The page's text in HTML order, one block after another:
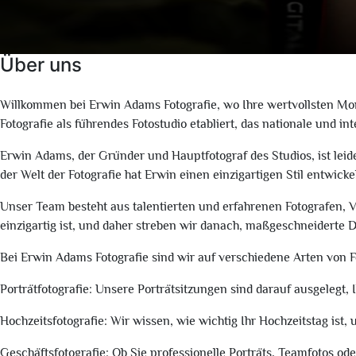
Über uns
Willkommen bei Erwin Adams Fotografie, wo Ihre wertvollsten
Fotografie als führendes Fotostudio etabliert, das nationale und
Erwin Adams, der Gründer und Hauptfotograf des Studios, ist
der Welt der Fotografie hat Erwin einen einzigartigen Stil
Unser Team besteht aus talentierten und erfahrenen
einzigartig ist, und daher streben wir danach,
Bei Erwin Adams Fotografie sind wir auf verschiedene Arten von
Porträtfotografie: Unsere Porträtsitzungen sind darauf
Hochzeitsfotografie: Wir wissen, wie wichtig Ihr Hochzeitstag ist,
Geschäftsfotografie: Ob Sie professionelle Porträts, Teamfotos